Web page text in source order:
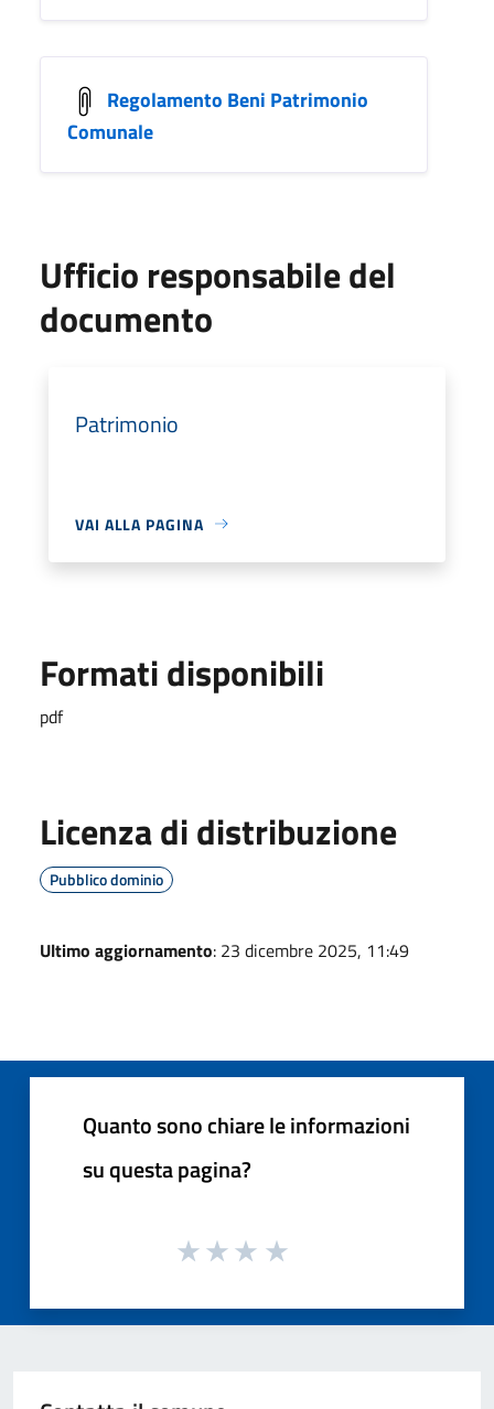
Regolamento Beni Patrimonio
Comunale
Ufficio responsabile del
documento
Patrimonio
VAI ALLA PAGINA
Formati disponibili
pdf
Licenza di distribuzione
Pubblico dominio
Ultimo aggiornamento: 23 dicembre 2025, 11:49
Quanto sono chiare le informazioni
su questa pagina?